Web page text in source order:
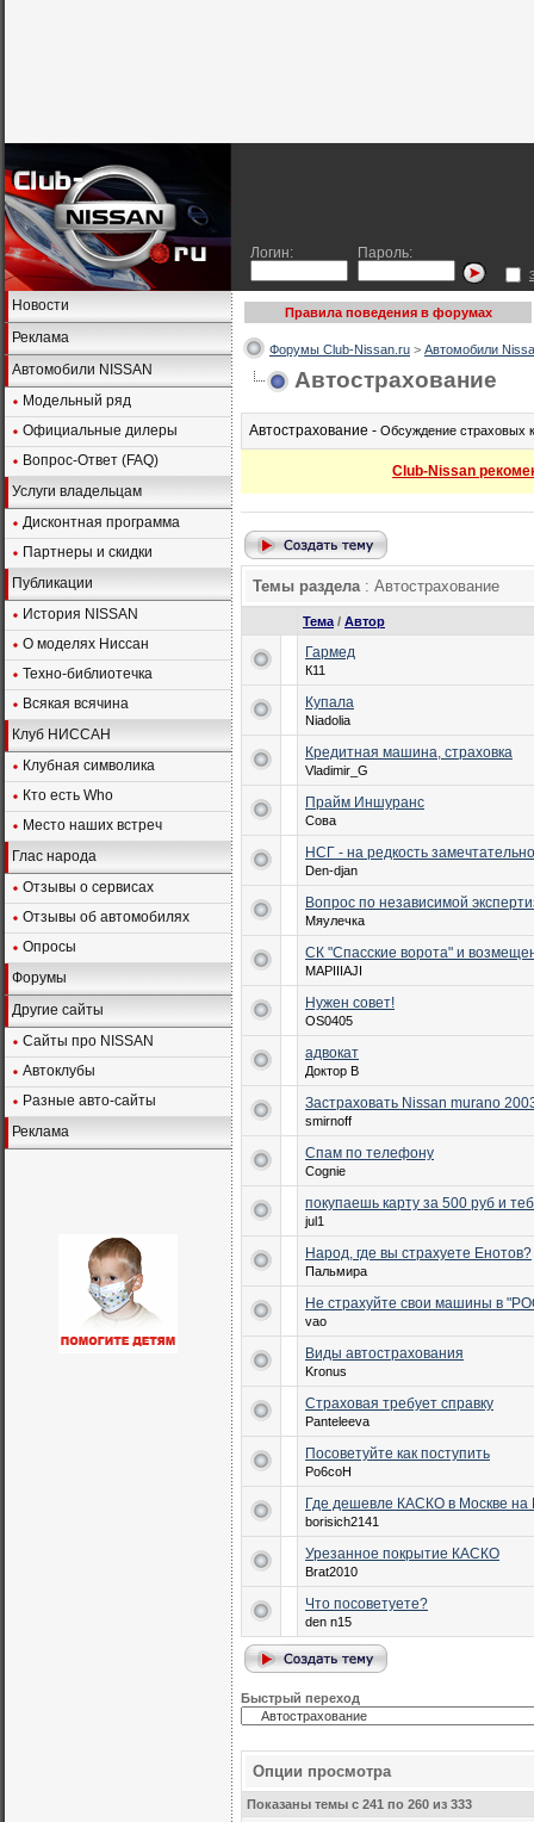
Логин: Пароль:
Новости
Реклама
Автомобили NISSAN
Модельный ряд
Официальные дилеры
Вопрос-Ответ (FAQ)
Услуги владельцам
Дисконтная программа
Партнеры и скидки
Публикации
История NISSAN
О моделях Ниссан
Техно-библиотечка
Всякая всячина
Клуб НИССАН
Клубная символика
Кто есть Who
Место наших встреч
Глас народа
Отзывы о сервисах
Отзывы об автомобилях
Опросы
Форумы
Другие сайты
Сайты про NISSAN
Автоклубы
Разные авто-сайты
Реклама
Правила поведения в форумах
Форумы Club-Nissan.ru > Автомобили
Автострахование
Автострахование - Обсуждение страховых
Club-Nissan
Темы раздела: Автострахование
Тема / Автор
Гармед
К11
Купала
Niadolia
Кредитная машина, страховка
Vladimir_G
Прайм Иншуранс
Сова
НСГ - на редкость замечтательно
Den-djan
Вопрос по независимой
Мяулечка
СК "Спасские ворота" и
MAPIIIAJI
Нужен совет!
OS0405
адвокат
Доктор B
Застраховать Nissan murano
smirnoff
Спам по телефону
Cognie
покупаешь карту за 500 руб и
jul1
Народ, где вы страхуете Енотов?
Пальмира
Не страхуйте свои машины в
vao
Виды автострахования
Kronus
Страховая требует справку
Panteleeva
Посоветуйте как поступить
Po6coH
Где дешевле КАСКО в Москве на
borisich2141
Урезанное покрытие КАСКО
Brat2010
Что посоветуете?
den n15
Быстрый переход
Опции просмотра
Показаны темы с 241 по 260 из 333